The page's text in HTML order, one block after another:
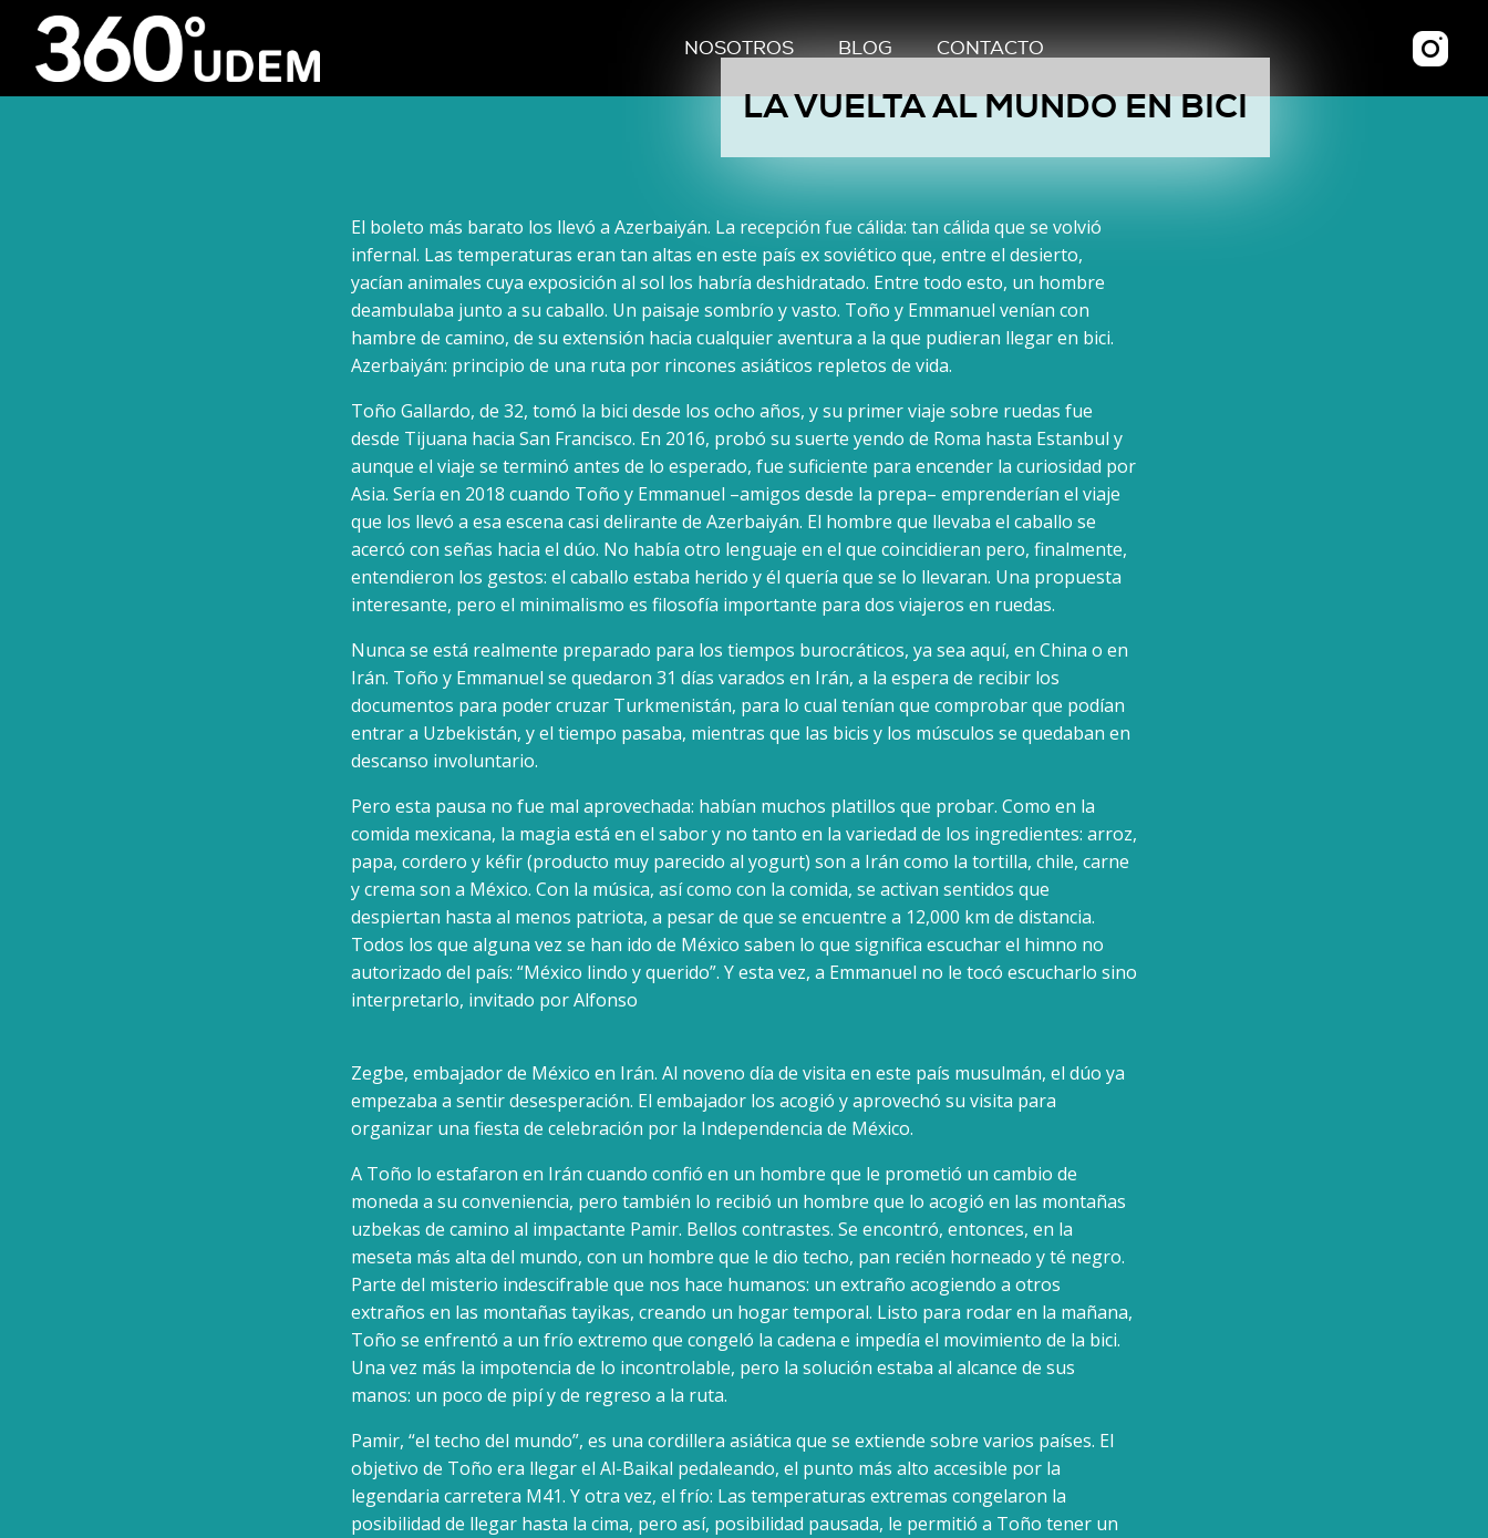
NOSOTROS BLOG CONTACTO
LA VUELTA AL MUNDO EN BICI
El boleto más barato los llevó a Azerbaiyán. La recepción fue cálida: tan cálida que se volvió
infernal. Las temperaturas eran tan altas en este país ex soviético que, entre el desierto,
yacían animales cuya exposición al sol los habría deshidratado. Entre todo esto, un hombre
deambulaba junto a su caballo. Un paisaje sombrío y vasto. Toño y Emmanuel venían con
hambre de camino, de su extensión hacia cualquier aventura a la que pudieran llegar en bici.
Azerbaiyán: principio de una ruta por rincones asiáticos repletos de vida.
Toño Gallardo, de 32, tomó la bici desde los ocho años, y su primer viaje sobre ruedas fue
desde Tijuana hacia San Francisco. En 2016, probó su suerte yendo de Roma hasta Estanbul y
aunque el viaje se terminó antes de lo esperado, fue suficiente para encender la curiosidad por
Asia. Sería en 2018 cuando Toño y Emmanuel –amigos desde la prepa– emprenderían el viaje
que los llevó a esa escena casi delirante de Azerbaiyán. El hombre que llevaba el caballo se
acercó con señas hacia el dúo. No había otro lenguaje en el que coincidieran pero, finalmente,
entendieron los gestos: el caballo estaba herido y él quería que se lo llevaran. Una propuesta
interesante, pero el minimalismo es filosofía importante para dos viajeros en ruedas.
Nunca se está realmente preparado para los tiempos burocráticos, ya sea aquí, en China o en
Irán. Toño y Emmanuel se quedaron 31 días varados en Irán, a la espera de recibir los
documentos para poder cruzar Turkmenistán, para lo cual tenían que comprobar que podían
entrar a Uzbekistán, y el tiempo pasaba, mientras que las bicis y los músculos se quedaban en
descanso involuntario.
Pero esta pausa no fue mal aprovechada: habían muchos platillos que probar. Como en la
comida mexicana, la magia está en el sabor y no tanto en la variedad de los ingredientes: arroz,
papa, cordero y kéfir (producto muy parecido al yogurt) son a Irán como la tortilla, chile, carne
y crema son a México. Con la música, así como con la comida, se activan sentidos que
despiertan hasta al menos patriota, a pesar de que se encuentre a 12,000 km de distancia.
Todos los que alguna vez se han ido de México saben lo que significa escuchar el himno no
autorizado del país: “México lindo y querido”. Y esta vez, a Emmanuel no le tocó escucharlo sino
interpretarlo, invitado por Alfonso
Zegbe, embajador de México en Irán. Al noveno día de visita en este país musulmán, el dúo ya
empezaba a sentir desesperación. El embajador los acogió y aprovechó su visita para
organizar una fiesta de celebración por la Independencia de México.
A Toño lo estafaron en Irán cuando confió en un hombre que le prometió un cambio de
moneda a su conveniencia, pero también lo recibió un hombre que lo acogió en las montañas
uzbekas de camino al impactante Pamir. Bellos contrastes. Se encontró, entonces, en la
meseta más alta del mundo, con un hombre que le dio techo, pan recién horneado y té negro.
Parte del misterio indescifrable que nos hace humanos: un extraño acogiendo a otros
extraños en las montañas tayikas, creando un hogar temporal. Listo para rodar en la mañana,
Toño se enfrentó a un frío extremo que congeló la cadena e impedía el movimiento de la bici.
Una vez más la impotencia de lo incontrolable, pero la solución estaba al alcance de sus
manos: un poco de pipí y de regreso a la ruta.
Pamir, “el techo del mundo”, es una cordillera asiática que se extiende sobre varios países. El
objetivo de Toño era llegar el Al-Baikal pedaleando, el punto más alto accesible por la
legendaria carretera M41. Y otra vez, el frío: Las temperaturas extremas congelaron la
posibilidad de llegar hasta la cima, pero así, posibilidad pausada, le permitió a Toño tener un